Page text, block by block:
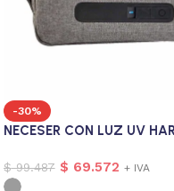
-30%
NECESER CON LUZ UV
$99.487 $ 69.572 + IVA